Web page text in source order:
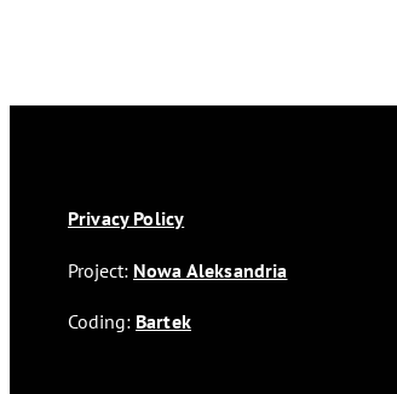
Privacy Policy
Project: Nowa Aleksandria
Coding: Bartek